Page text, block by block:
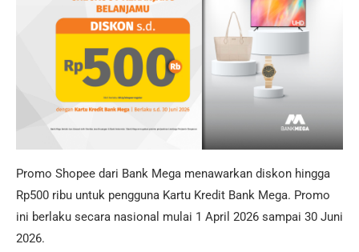
Promo Shopee dari Bank Mega menawarkan diskon hingga
Rp500 ribu untuk pengguna Kartu Kredit Bank Mega. Promo
ini berlaku secara nasional mulai 1 April 2026 sampai 30 Juni
2026.